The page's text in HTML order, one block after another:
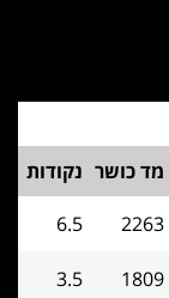
מד כושר נקודות
2263
6.5
1809
3.5